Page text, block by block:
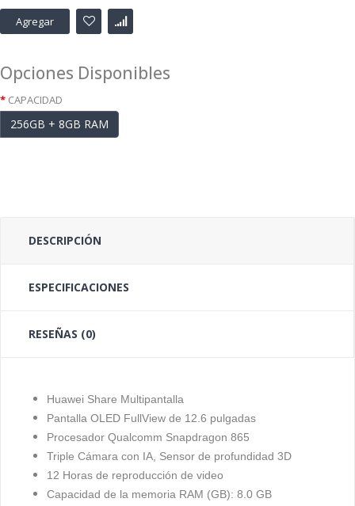
Agregar
Opciones Disponibles
CAPACIDAD
256GB + 8GB RAM
DESCRIPCIÓN
ESPECIFICACIONES
RESEÑAS (0)
Huawei Share Multipantalla
Pantalla OLED FullView de 12.6 pulgadas
Procesador Qualcomm Snapdragon 865
Triple Cámara con IA, Sensor de profundidad 3D
12 Horas de reproducción de video
Capacidad de la memoria RAM (GB): 8.0 GB